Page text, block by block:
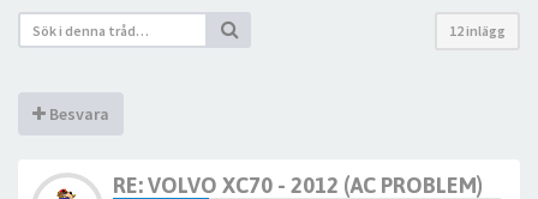
12 inlägg
Besvara
RE: VOLVO XC70 - 2012 (AC PROBLEM)